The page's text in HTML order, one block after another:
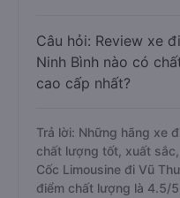
Câu hỏi: Review xe
Ninh Bình nào có
cao cấp nhất?
Trả lời: Những hãng xe
chất lượng tốt, xuất
Cốc Limousine đi Vũ
điểm chất lượng là 4.5/